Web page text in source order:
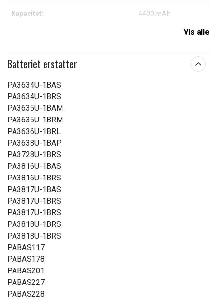
Kapacitet: 4400 mAh
Vis alle
Batteriet erstatter
PA3634U-1BAS
PA3634U-1BRS
PA3635U-1BAM
PA3635U-1BRM
PA3636U-1BRL
PA3638U-1BAP
PA3728U-1BRS
PA3816U-1BAS
PA3816U-1BRS
PA3817U-1BAS
PA3817U-1BRS
PA3817U-1BRS
PA3818U-1BRS
PA3818U-1BRS
PABAS117
PABAS178
PABAS201
PABAS227
PABAS228